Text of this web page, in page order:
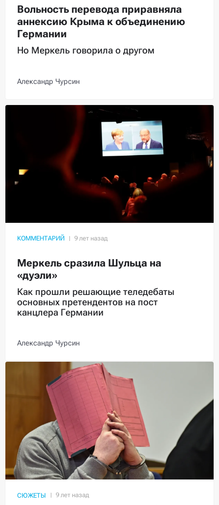
Вольность перевода приравняла
аннексию Крыма к объединению
Германии
Но Меркель говорила о другом
Александр Чурсин
КОММЕНТАРИЙ
Меркель сразила Шульца на
«дуэли»
Как прошли решающие теледебаты
основных претендентов на пост
канцлера Германии
Александр Чурсин
СЮЖЕТЫ